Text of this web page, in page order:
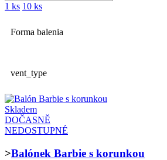
1 ks 10 ks
Forma balenia
vent_type
Skladem
DOČASNĚ
NEDOSTUPNÉ
>Balónek Barbie s korunkou